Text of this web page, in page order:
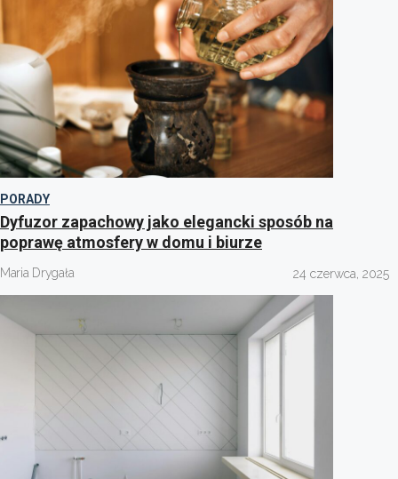
PORADY
Dyfuzor zapachowy jako elegancki sposób na
poprawę atmosfery w domu i biurze
Maria Drygała 24 czerwca, 2025